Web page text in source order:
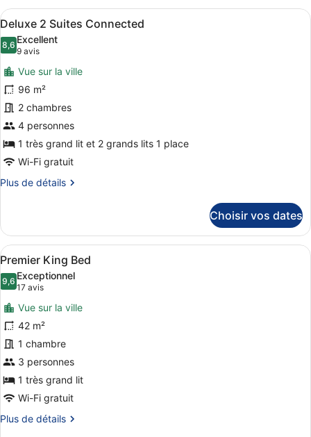
type
de
chambre
Superior
Room
Afficher
toutes
les
photos
pour
ce
type
de
chambre :
Deluxe
2
Suites
Une chambre d’hôtel avec un
9
Deluxe 2 Suites Connected
8,68,6 sur 10
Excellent
9 avis
(9 avis)
Vue sur la ville
96 m²
2 chambres
4 personnes
1 très grand lit et 2 grands lits 1 place
Wi-Fi gratuit
Plus de détails
Plus
le
type
de
chambre
Deluxe
Suites
Connected
Choisir vos dates
Afficher
toutes
les
photos
pour
ce
type
de
chambre :
Premier
King
Bed
Une chambre d’hôtel avec un
12
Premier King Bed
9,69,6 sur 10
Exceptionnel
17 avis
(17 avis)
Vue sur la ville
42 m²
1 chambre
3 personnes
1 très grand lit
Wi-Fi gratuit
Plus de détails
Plus